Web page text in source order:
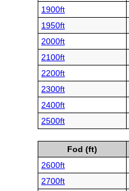
1900ft
1950ft
2000ft
2100ft
2200ft
2300ft
2400ft
2500ft
Fod (ft)
2600ft
2700ft